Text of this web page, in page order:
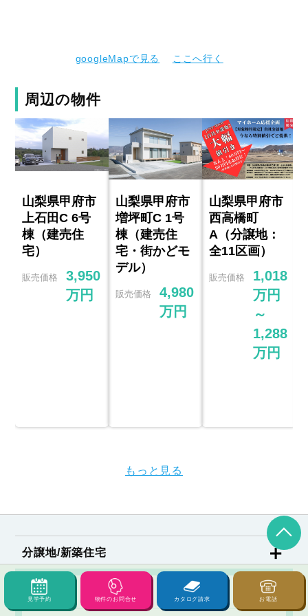
見学予約 物件のお問合せ カタログ請求 お電話
googleMapで見る ここへ行く
周辺の物件
山梨県甲府市
上石田C 6号
棟（建売住
宅）
販売価格
3,950
万円
山梨県甲府市
増坪町C 1号
棟（建売住
宅・街かどモ
デル）
販売価格
4,980
万円
山梨県甲府市
西高橋町
A（分譲地：
全11区画）
販売価格
1,018
万円
～
1,288
万円
もっと見る
分譲地/新築住宅
分譲地